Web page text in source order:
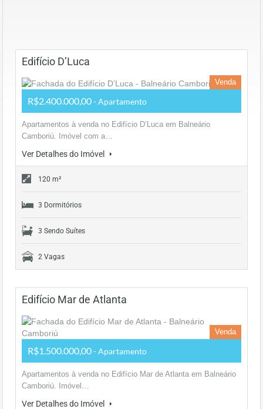
Edifício D’Luca
Venda
R$2.400.000,00- Apartamento
Apartamentos à venda no Edifício D’Luca em Balneário
Camboriú. Imóvel com a…
Ver Detalhes do Imóvel
120 m²
3 Dormitórios
3 Sendo Suítes
2 Vagas
Edifício Mar de Atlanta
Venda
R$1.500.000,00- Apartamento
Apartamentos à venda no Edifício Mar de Atlanta em Balneário
Camboriú. Imóvel…
Ver Detalhes do Imóvel